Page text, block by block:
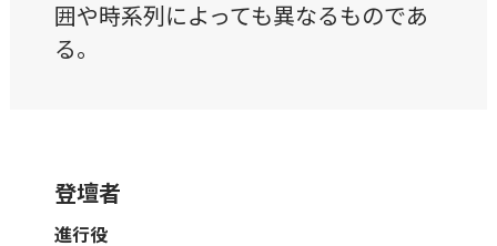
囲や時系列によっても異なるものであ
る。
登壇者
進行役